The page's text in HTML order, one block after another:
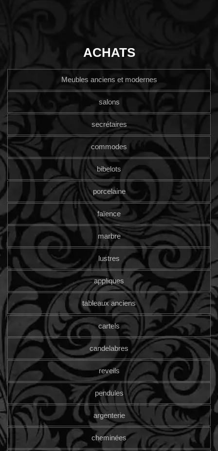
ACHATS
Meubles anciens et modernes
salons
secrétaires
commodes
bibelots
porcelaine
faïence
marbre
lustres
appliques
tableaux anciens
cartels
candelabres
reveils
pendules
argenterie
cheminées